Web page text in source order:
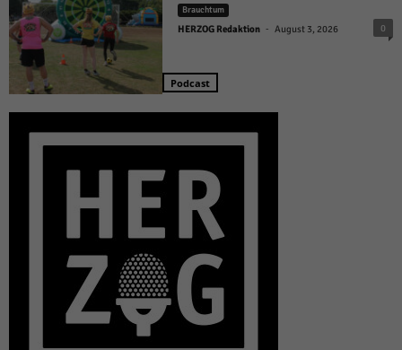
Brauchtum
HERZOG Redaktion - August 3, 2026 0
Podcast